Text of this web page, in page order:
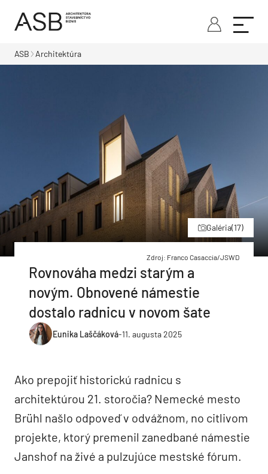
ASB Architektúra
Galéria(17)
Zdroj: Franco Casaccia/JSWD
Rovnováha medzi starým a
novým. Obnovené námestie
dostalo radnicu v novom šate
Eunika Laščáková-11. augusta 2025
Ako prepojiť historickú radnicu s
architektúrou 21. storočia? Nemecké mesto
Brühl našlo odpoveď v odvážnom, no citlivom
projekte, ktorý premenil zanedbané námestie
Janshof na živé a pulzujúce mestské fórum.